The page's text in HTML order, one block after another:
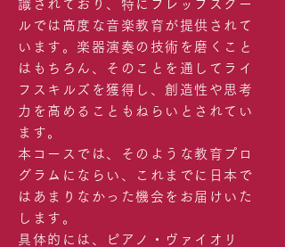
識されており、特にプレップスクー
ルでは高度な音楽教育が提供されて
います。楽器演奏の技術を磨くこと
はもちろん、そのことを通してライ
フスキルズを獲得し、創造性や思考
力を高めることもねらいとされてい
ます。
本コースでは、そのような教育プロ
グラムにならい、これまでに日本で
はあまりなかった機会をお届けいた
します。
具体的には、ピアノ・ヴァイオリ